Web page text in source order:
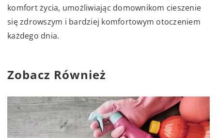
komfort życia, umożliwiając domownikom cieszenie
się zdrowszym i bardziej komfortowym otoczeniem
każdego dnia.
Zobacz Również